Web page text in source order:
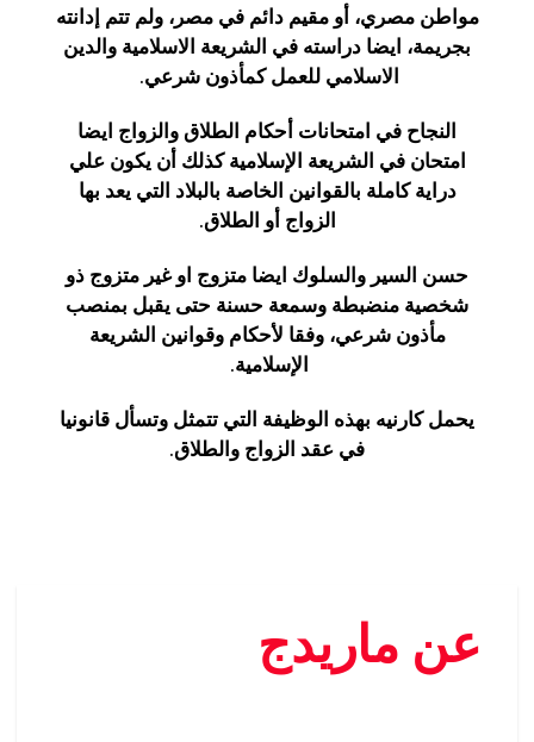
مواطن مصري، أو مقيم دائم في مصر، ولم تتم إدانته
بجريمة، ايضا دراسته في الشريعة الاسلامية والدين
الاسلامي للعمل كمأذون شرعي.
النجاح في امتحانات أحكام الطلاق والزواج ايضا
امتحان في الشريعة الإسلامية كذلك أن يكون علي
دراية كاملة بالقوانين الخاصة بالبلاد التي يعد بها
الزواج أو الطلاق.
حسن السير والسلوك ايضا متزوج او غير متزوج ذو
شخصية منضبطة وسمعة حسنة حتى يقبل بمنصب
مأذون شرعي، وفقا لأحكام وقوانين الشريعة
الإسلامية.
يحمل كارنيه بهذه الوظيفة التي تتمثل وتسأل قانونيا
في عقد الزواج والطلاق.
عن ماريدج